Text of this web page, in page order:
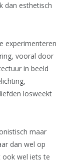
dan esthetisch
experimenteren
vooral door
in beeld
losweekt
maar
dan wel op
ook wel iets te